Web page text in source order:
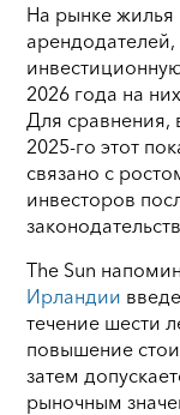
На рынке жилья
2026 года на
Для сравнения,
2025-го этот
связано с
инвесторов
The Sun
Ирландии
течение шести
повышение
затем
рыночным